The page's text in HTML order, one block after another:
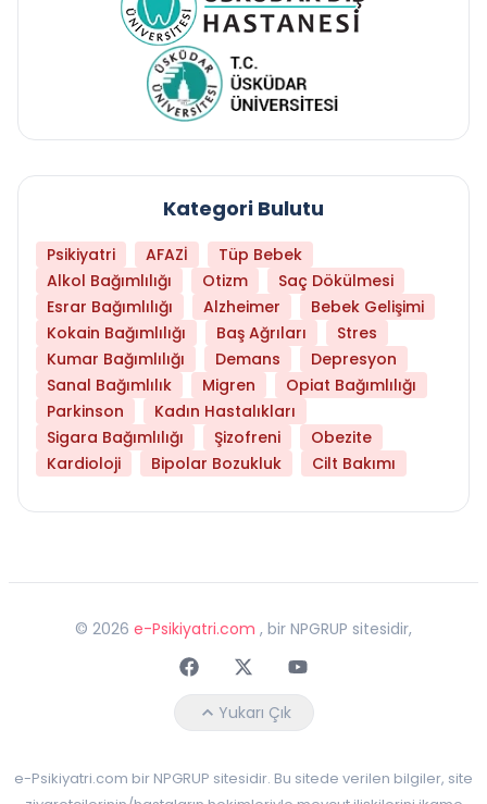
Kategori Bulutu
Psikiyatri AFAZİ
Tüp Bebek
Alkol Bağımlılığı
Otizm
Saç Dökülmesi
Esrar Bağımlılığı
Alzheimer
Bebek Gelişimi
Kokain Bağımlılığı
Baş Ağrıları
Stres
Kumar Bağımlılığı
Demans
Depresyon
Sanal Bağımlılık
Migren
Opiat Bağımlılığı
Parkinson
Kadın Hastalıkları
Sigara Bağımlılığı
Şizofreni
Obezite
Kardioloji
Bipolar Bozukluk Cilt Bakımı
© 2026 e-Psikiyatri.com , bir NPGRUP sitesidir,
FaceebokTwitterYoutube
Yukarı Çık
e-Psikiyatri.com bir NPGRUP sitesidir. Bu sitede verilen bilgiler, site